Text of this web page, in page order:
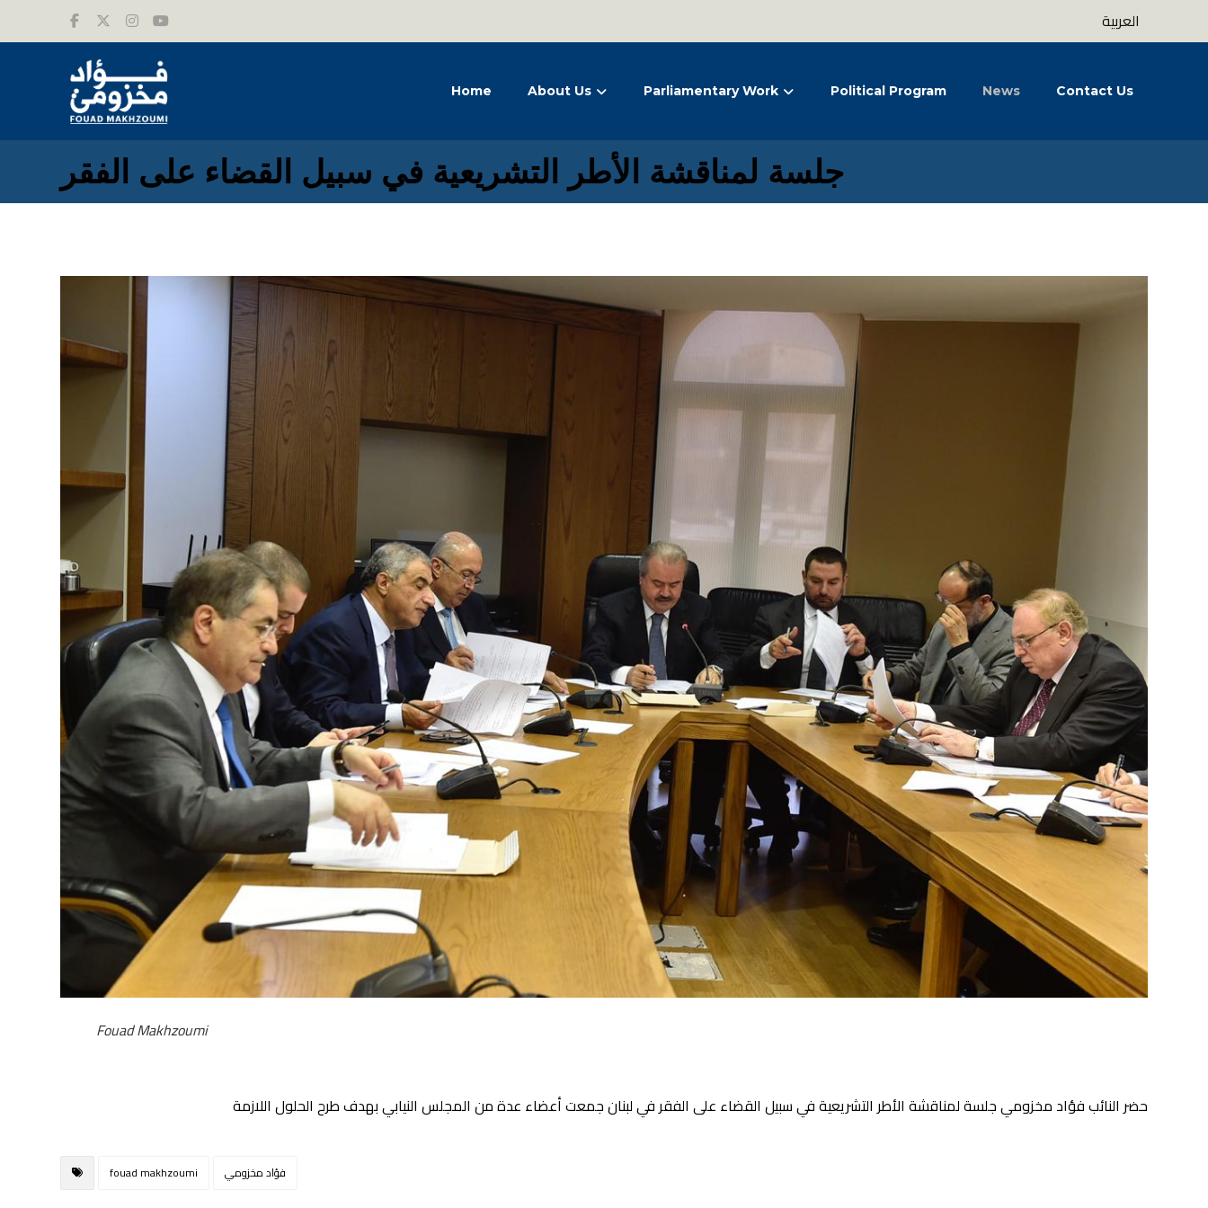
العربية
Home About Us Parliamentary Work Political Program News Contact Us
جلسة لمناقشة الأطر التشريعية في سبيل القضاء على الفقر
Fouad Makhzoumi
حضر النائب فؤاد مخزومي جلسة لمناقشة الأطر التشريعية في سبيل القضاء على الفقر في لبنانجمعت أعضاء عدة من المجلس النيابي بهدف طرح الحلول اللازمة
fouad makhzoumi فؤاد مخزومي